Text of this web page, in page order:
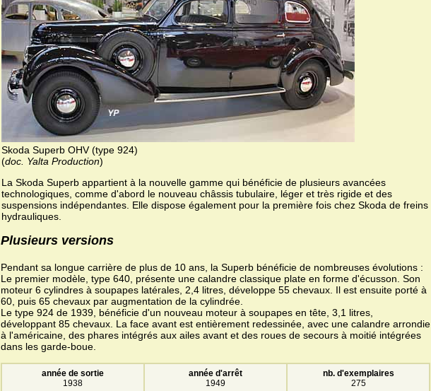
Skoda Superb OHV (type 924)
(doc. Yalta Production)
La Skoda Superb appartient à la nouvelle gamme qui bénéficie de plusieurs avancées
technologiques, comme d'abord le nouveau châssis tubulaire, léger et très rigide et des
suspensions indépendantes. Elle dispose également pour la première fois chez Skoda de freins
hydrauliques.
Plusieurs versions
Pendant sa longue carrière de plus de 10 ans, la Superb bénéficie de nombreuses évolutions :
Le premier modèle, type 640, présente une calandre classique plate en forme d'écusson. Son
moteur 6 cylindres à soupapes latérales, 2,4 litres, développe 55 chevaux. Il est ensuite porté à
60, puis 65 chevaux par augmentation de la cylindrée.
Le type 924 de 1939, bénéficie d'un nouveau moteur à soupapes en tête, 3,1 litres,
développant 85 chevaux. La face avant est entièrement redessinée, avec une calandre arrondie
à l'américaine, des phares intégrés aux ailes avant et des roues de secours à moitié intégrées
dans les garde-boue.
année de sortie
1938
année d'arrêt
1949
nb. d'exemplaires
275